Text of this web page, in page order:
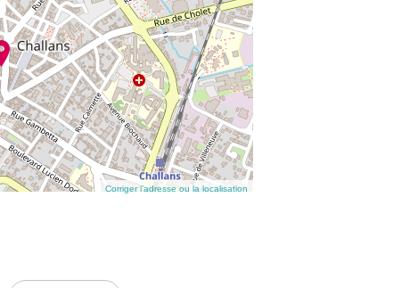
Corriger l’adresse ou la localisation